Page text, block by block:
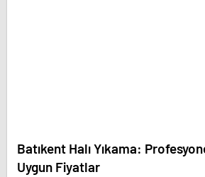
Batıkent Halı Yıkama:
Uygun Fiyatlar